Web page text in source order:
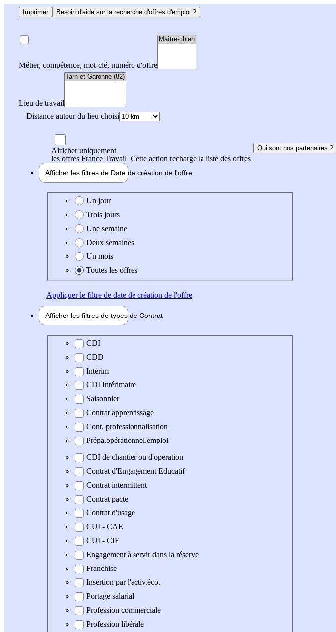
Imprimer Besoin d'aide sur la recherche d'offres d'emploi ?
Métier, compétence, mot-clé, numéro d'offre
Lieu de travail
Distance autour du lieu choisi
Afficher uniquement
les offres France Travail Cette action recharge la liste des offres
Qui sont nos partenaires ?
Afficher les filtres de Date de création de l'offre
Date de création de l'offre
Un jour
Trois jours
Une semaine
Deux semaines
Un mois
Toutes les offres
Appliquerle filtre de date de création de l'offre
Afficher les filtres de types de Contrat
Type de contrat
CDI
CDD
Intérim
CDI Intérimaire
Saisonnier
Contrat apprentissage
Cont. professionnalisation
Prépa.opérationnel.emploi
CDI de chantier ou d'opération
Contrat d'Engagement Educatif
Contrat intermittent
Contrat pacte
Contrat d'usage
CUI - CAE
CUI - CIE
Engagement à servir dans la réserve
Franchise
Insertion par l'activ.éco.
Portage salarial
Profession commerciale
Profession libérale